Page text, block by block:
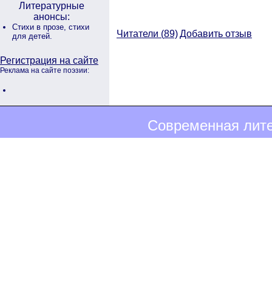
Литературные
анонсы:
Стихи в прозе, стихи
для детей.
Регистрация на сайте
Реклама на сайте поэзии:
Читатели (89)Добавить отзыв
Современная